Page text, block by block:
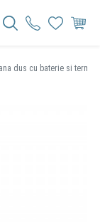
dus cu baterie si